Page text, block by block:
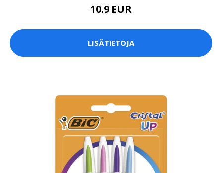
10.9 EUR
LISÄTIETOJA